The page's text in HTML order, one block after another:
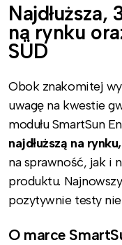
na rynku
SÜD
Obok znakomitej
uwagę na kwestie
modułu SmartSun
najdłuższą na rynku,
na sprawność, jak i
produktu.
pozytywnie testy
O marce